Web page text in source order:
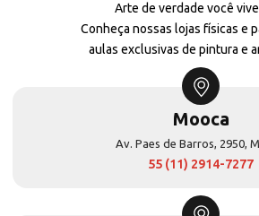
Arte de verdade você
Conheça nossas lojas físicas e
aulas exclusivas de pintura e
Mooca
Av. Paes de Barros, 2950,
55 (11) 2914-7277